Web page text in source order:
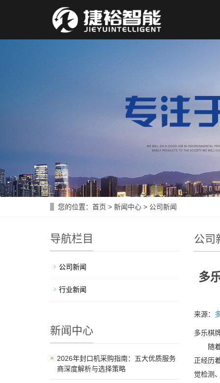
您的位置： 首页 > 新闻中心 > 公司新闻
公司
多
来源：
多乐棋
随着
正经历
觉检测
导航栏目
公司新闻
行业新闻
新闻中心
2026年封口机采购指南：五大优质服务
商深度解析与选择策略